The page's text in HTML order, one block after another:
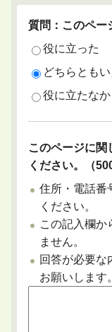
質問：このペー
役に立った
どちらとも
役に立たなか
このページに関
ください。（
住所・電話番
ください。
この記入欄か
ません。
回答が必要な
お願いします。